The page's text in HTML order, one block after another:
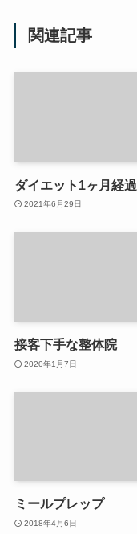
関連記事
ダイエット1ヶ月経過
2021年6月29日
接客下手な整体院
2020年1月7日
ミールプレップ
2018年4月6日